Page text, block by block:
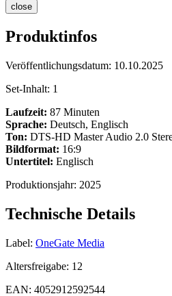
close
Produktinfos
Veröffentlichungsdatum: 10.10.2025
Set-Inhalt: 1
Laufzeit: 87 Minuten
Sprache: Deutsch, Englisch
Ton: DTS-HD Master Audio 2.0
Bildformat: 16:9
Untertitel: Englisch
Produktionsjahr: 2025
Technische Details
Label: OneGate Media
Altersfreigabe: 12
EAN: 4052912592544